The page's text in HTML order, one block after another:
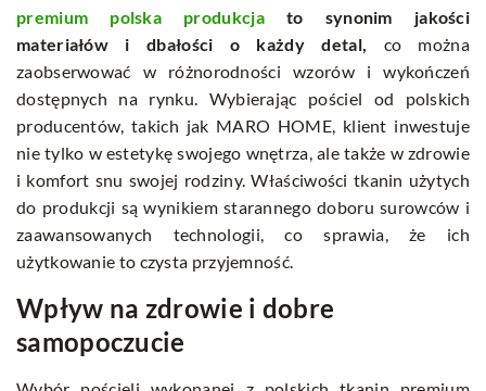
premium polska produkcjato synonim jakości
materiałów i dbałości o każdy detal, co można
zaobserwować w różnorodności wzorów i wykończeń
dostępnych na rynku. Wybierając pościel od polskich
producentów, takich jak MARO HOME, klient inwestuje
nie tylko w estetykę swojego wnętrza, ale także w zdrowie
i komfort snu swojej rodziny. Właściwości tkanin użytych
do produkcji są wynikiem starannego doboru surowców i
zaawansowanych technologii, co sprawia, że ich
użytkowanie to czysta przyjemność.
Wpływ na zdrowie i dobre
samopoczucie